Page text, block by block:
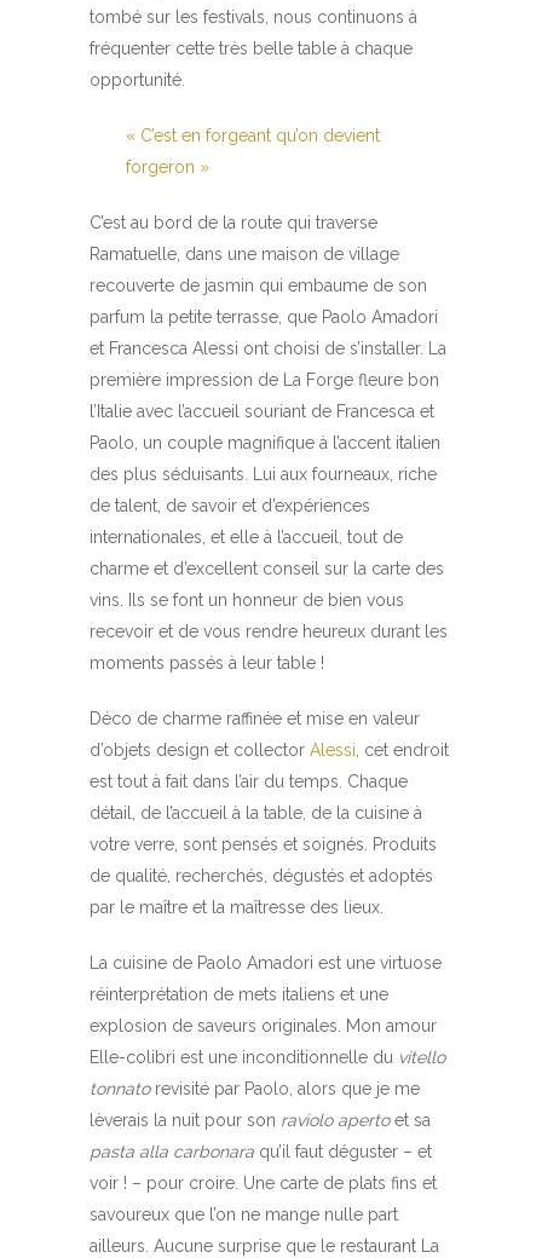
tombé sur les festivals, nous continuons à
fréquenter cette très belle table à chaque
opportunité.
« C’est en forgeant qu’on devient
forgeron »
C’est au bord de la route qui traverse
Ramatuelle, dans une maison de village
recouverte de jasmin qui embaume de son
parfum la petite terrasse, que Paolo Amadori
et Francesca Alessi ont choisi de s’installer. La
première impression de La Forge fleure bon
l’Italie avec l’accueil souriant de Francesca et
Paolo, un couple magnifique à l’accent italien
des plus séduisants. Lui aux fourneaux, riche
de talent, de savoir et d’expériences
internationales, et elle à l’accueil, tout de
charme et d’excellent conseil sur la carte des
vins. Ils se font un honneur de bien vous
recevoir et de vous rendre heureux durant les
moments passés à leur table !
Déco de charme raffinée et mise en valeur
d’objets design et collector Alessi , cet endroit
est tout à fait dans l’air du temps. Chaque
détail, de l’accueil à la table, de la cuisine à
votre verre, sont pensés et soignés. Produits
de qualité, recherchés, dégustés et adoptés
par le maître et la maîtresse des lieux.
La cuisine de Paolo Amadori est une virtuose
réinterprétation de mets italiens et une
explosion de saveurs originales. Mon amour
Elle-colibri est une inconditionnelle du vitello
tonnatorevisité par Paolo, alors que je me
lèverais la nuit pour son raviolo apertoet sa
pasta alla carbonara qu’il faut déguster – et
voir ! – pour croire. Une carte de plats fins et
savoureux que l’on ne mange nulle part
ailleurs. Aucune surprise que le restaurant La